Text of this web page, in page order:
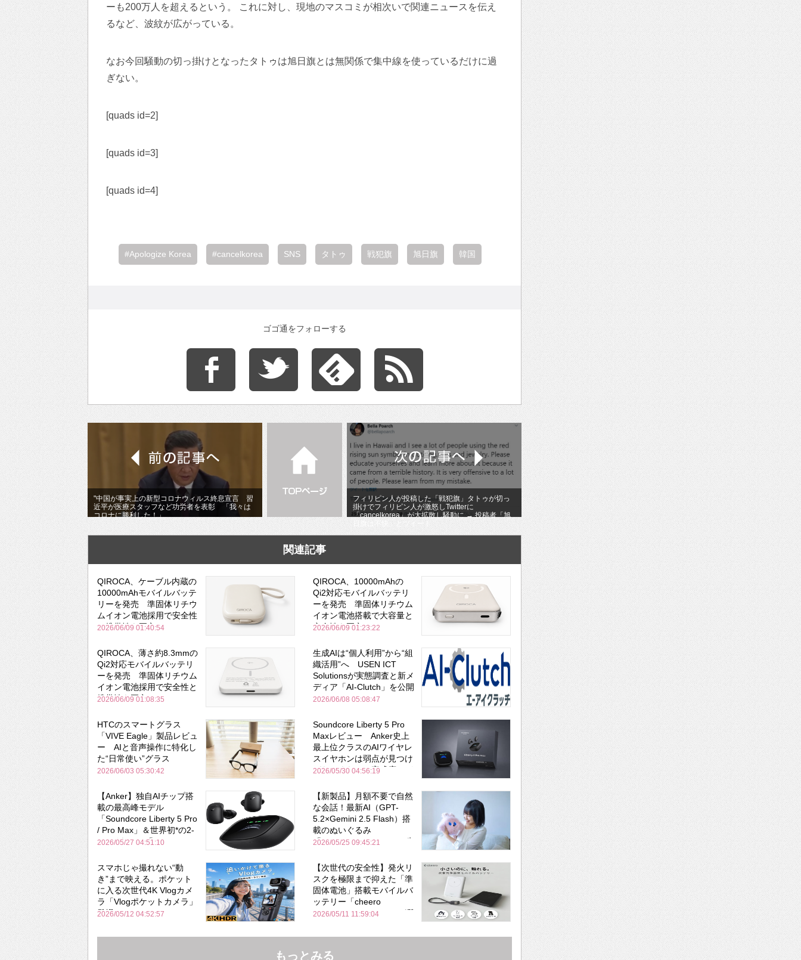
ーも200万人を超えるという。 これに対し、現地のマスコミが相次いで関連ニュースを伝え
るなど、波紋が広がっている。
なお今回騒動の切っ掛けとなったタトゥは旭日旗とは無関係で集中線を使っているだけに過
ぎない。
[quads id=2]
[quads id=3]
[quads id=4]
#Apologize Korea #cancelkorea SNS タトゥ 戦犯旗 旭日旗 韓国
ゴゴ通をフォローする
"中国が事実上の新型コロナウィルス終息宣言 習
近平が医療スタッフなど功労者を表彰 「我々は
コロナに勝利した！」
フィリピン人が投稿した「戦犯旗」タトゥが切っ
掛けでフィリピン人が激怒しTwitterに
「cancelkorea」が大拡散し騒動に → 投稿者「旭
日旗は不快」とツイート
関連記事
QIROCA、ケーブル内蔵の
10000mAhモバイルバッテ
リーを発売 準固体リチウ
ムイオン電池採用で安全性
と携帯性を両立
2026/06/09 01:40:54
QIROCA、10000mAhの
Qi2対応モバイルバッテリ
ーを発売 準固体リチウム
イオン電池搭載で大容量と
安全性を両立
2026/06/09 01:23:22
QIROCA、薄さ約8.3mmの
Qi2対応モバイルバッテリ
ーを発売 準固体リチウム
イオン電池採用で安全性と
携帯性を両立
2026/06/09 01:08:35
生成AIは“個人利用”から“組
織活用”へ USEN ICT
Solutionsが実態調査と新メ
ディア「AI-Clutch」を公開
2026/06/08 05:08:47
HTCのスマートグラス
「VIVE Eagle」製品レビュ
ー AIと音声操作に特化し
た“日常使い”グラス
2026/06/03 05:30:42
Soundcore Liberty 5 Pro
Maxレビュー Anker史上
最上位クラスのAIワイヤレ
スイヤホンは弱点が見つけ
づらいくらいの完成度にび
Bose並み
2026/05/30 04:56:19
【Anker】独自AIチップ搭
載の最高峰モデル
「Soundcore Liberty 5 Pro
/ Pro Max」＆世界初*の2-
in-1イヤホン「AeroFit 2
2026/05/27 04:51:10
【新製品】月額不要で自然
な会話！最新AI（GPT-
5.2×Gemini 2.5 Flash）搭
載のぬいぐるみ
「KOTTI」、Makuakeで先
2026/05/25 09:45:21
スマホじゃ撮れない“動
き”まで映える。ポケット
に入る次世代4K Vlogカメ
ラ「Vlogポケットカメラ」
登場
2026/05/12 04:52:57
【次世代の安全性】発火リ
スクを極限まで抑えた「準
固体電池」搭載モバイルバ
ッテリー「cheero
PitaPower 5000mAh」が登
2026/05/11 11:59:04
もっとみる